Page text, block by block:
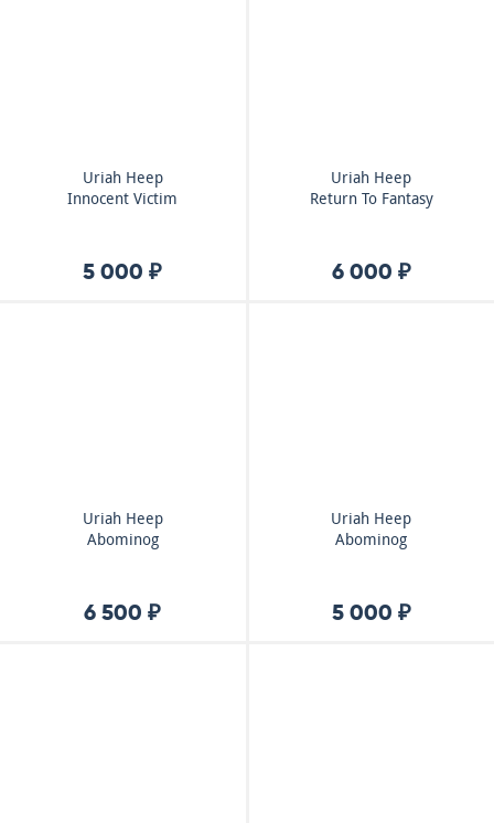
Uriah Heep
Innocent Victim
5 000 ₽
Uriah Heep
Return To Fantasy
6 000 ₽
Uriah Heep
Abominog
6 500 ₽
Uriah Heep
Abominog
5 000 ₽